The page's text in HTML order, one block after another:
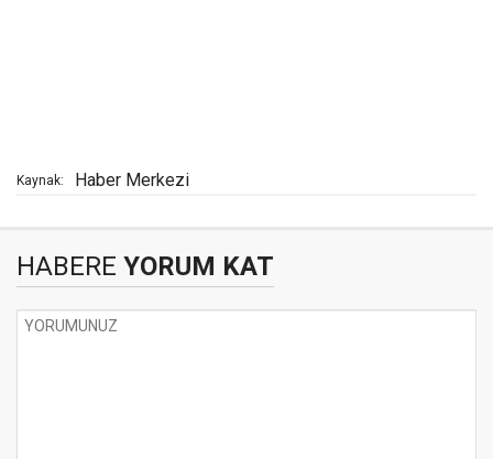
Kaynak: Haber Merkezi
HABERE YORUM KAT